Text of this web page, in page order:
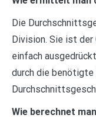
Die
Division. Sie ist
einfach
durch die
Wie berechnet